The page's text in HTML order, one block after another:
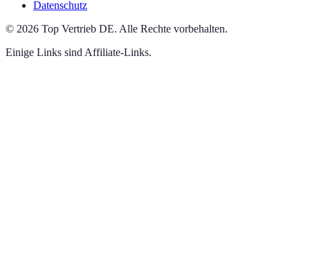
Datenschutz
© 2026 Top Vertrieb DE. Alle Rechte vorbehalten.
Einige Links sind Affiliate-Links.